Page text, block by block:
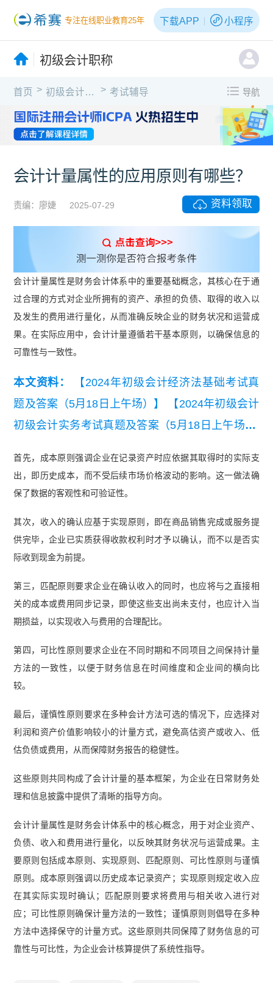
专注在线职业教育25年 下载APP 小程序
初级会计职称
首页 > 初级会计职称 > 考试辅导 导航
X
会计计量属性的应用原则有哪些？
责编：廖婕 2025-07-29 资料领取
会计计量属性是财务会计体系中的重要基础概念，其核心在于通
过合理的方式对企业所拥有的资产、承担的负债、取得的收入以
及发生的费用进行量化，从而准确反映企业的财务状况和运营成
果。在实际应用中，会计计量遵循若干基本原则，以确保信息的
可靠性与一致性。
本文资料：
【2024年初级会计经济法基础考试真
题及答案（5月18日上午场）】
【2024年初级会计
初级会计实务考试真题及答案（5月18日上午场）.
首先，成本原则强调企业在记录资产时应依据其取得时的实际支
出，即历史成本，而不受后续市场价格波动的影响。这一做法确
保了数据的客观性和可验证性。
其次，收入的确认应基于实现原则，即在商品销售完成或服务提
供完毕，企业已实质获得收款权利时才予以确认，而不以是否实
际收到现金为前提。
第三，匹配原则要求企业在确认收入的同时，也应将与之直接相
关的成本或费用同步记录，即使这些支出尚未支付，也应计入当
期损益，以实现收入与费用的合理配比。
第四，可比性原则要求企业在不同时期和不同项目之间保持计量
方法的一致性，以便于财务信息在时间维度和企业间的横向比
较。
最后，谨慎性原则要求在多种会计方法可选的情况下，应选择对
利润和资产价值影响较小的计量方式，避免高估资产或收入、低
估负债或费用，从而保障财务报告的稳健性。
这些原则共同构成了会计计量的基本框架，为企业在日常财务处
理和信息披露中提供了清晰的指导方向。
会计计量属性是财务会计体系中的核心概念，用于对企业资产、
负债、收入和费用进行量化，以反映其财务状况与运营成果。主
要原则包括成本原则、实现原则、匹配原则、可比性原则与谨慎
原则。成本原则强调以历史成本记录资产；实现原则规定收入应
在其实际实现时确认；匹配原则要求将费用与相关收入进行对
应；可比性原则确保计量方法的一致性；谨慎原则则倡导在多种
方法中选择保守的计量方式。这些原则共同保障了财务信息的可
靠性与可比性，为企业会计核算提供了系统性指导。